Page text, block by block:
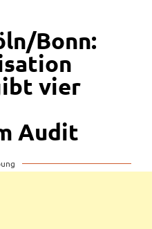
Bonn:
vier
Audit